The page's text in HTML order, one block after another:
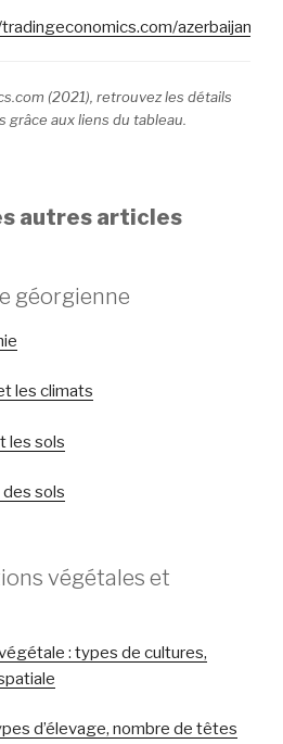
azerbaijan/
(2021), retrouvez les détails
aux liens du tableau.
autres articles
géorgienne
les climats
les sols
des sols
végétales et
: types de cultures,
d’élevage, nombre de têtes